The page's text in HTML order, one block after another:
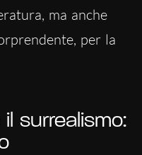
ma anche
per la
surrealismo: